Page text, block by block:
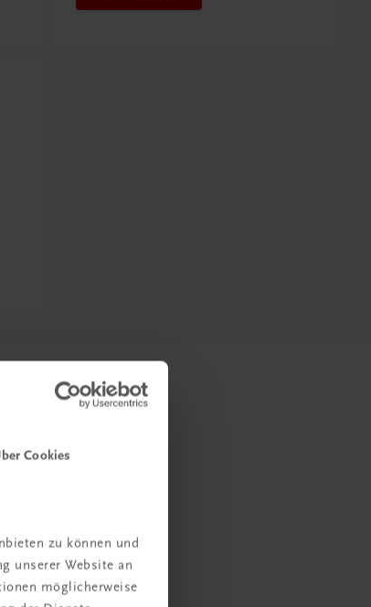
Cookies
zu können und
unserer Website an
möglicherweise